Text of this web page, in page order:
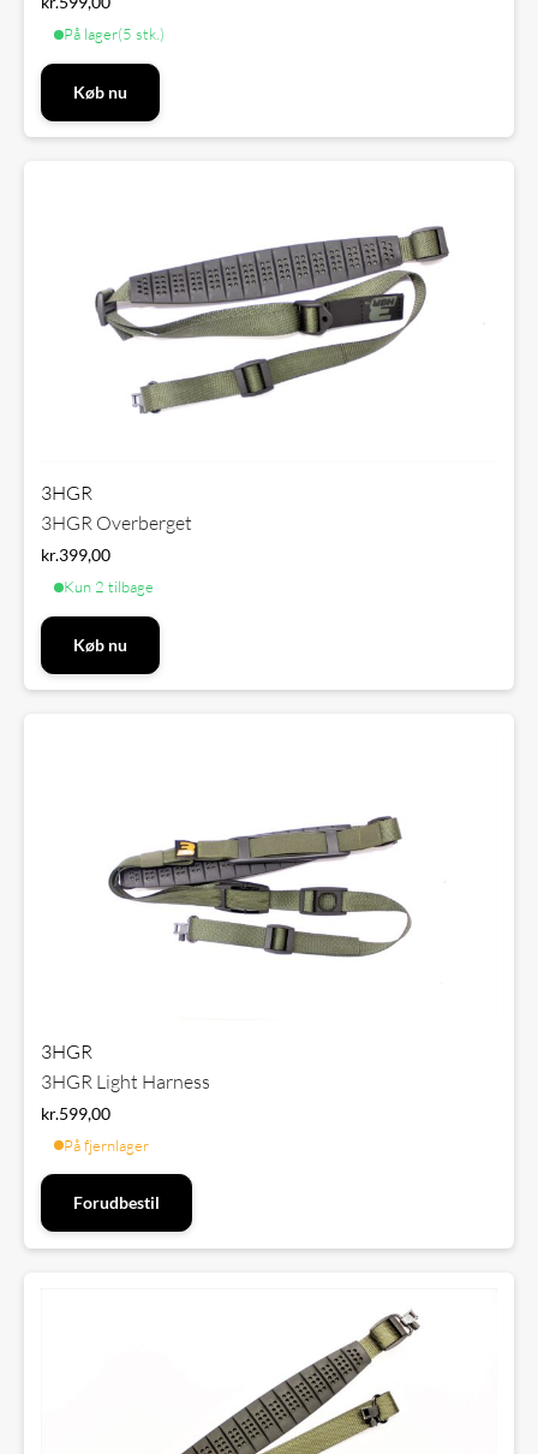
På lager(5 stk.)
Køb nu
3HGR
3HGR Overberget
kr.399,00
Kun 2 tilbage
Køb nu
3HGR
3HGR Light Harness
kr.599,00
På fjernlager
Forudbestil